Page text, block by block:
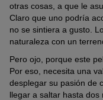
otras cosas, a que le
Claro que uno podría
no se sintiera a gusto.
naturaleza con un
Pero ojo, porque este
Por eso, necesita una
desplegar su pasión de
llegar a saltar hasta dos